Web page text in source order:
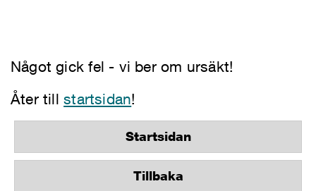
Något gick fel - vi ber om ursäkt!
Åter tillstartsidan!
Startsidan
Tillbaka